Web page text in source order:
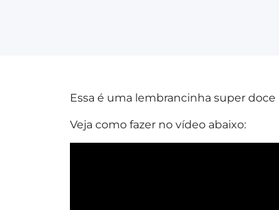
Essa é uma lembrancinha super
Veja como fazer no vídeo abaixo: